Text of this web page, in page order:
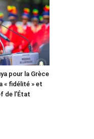
pour la Grèce
« fidélité » et
de l’État